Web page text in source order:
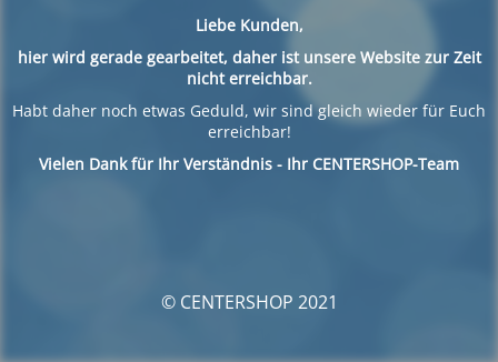
Liebe Kunden,
hier wird gerade gearbeitet, daher ist unsere Website zur Zeit
nicht erreichbar.
Habt daher noch etwas Geduld, wir sind gleich wieder für Euch
erreichbar!
Vielen Dank für Ihr Verständnis - Ihr CENTERSHOP-Team
© CENTERSHOP 2021